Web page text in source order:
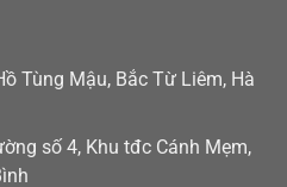
Tùng Mậu, Bắc Từ Liêm, Hà
số 4, Khu tđc Cánh Mẹm,